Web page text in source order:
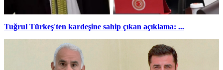
Tuğrul Türkeş'ten kardeşine sahip çıkan açıklama: ...